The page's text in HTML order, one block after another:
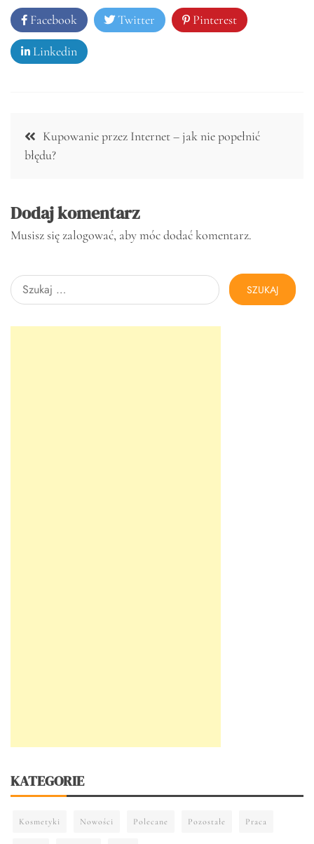
Facebook Twitter Pinterest
Linkedin
Nawigacja
wpisu
Kupowanie przez Internet – jak nie popełnić
błędu?
Dodaj komentarz
Musisz sięzalogować, aby móc dodać komentarz.
Szukaj:
KATEGORIE
Kosmetyki Nowości Polecane Pozostałe Praca